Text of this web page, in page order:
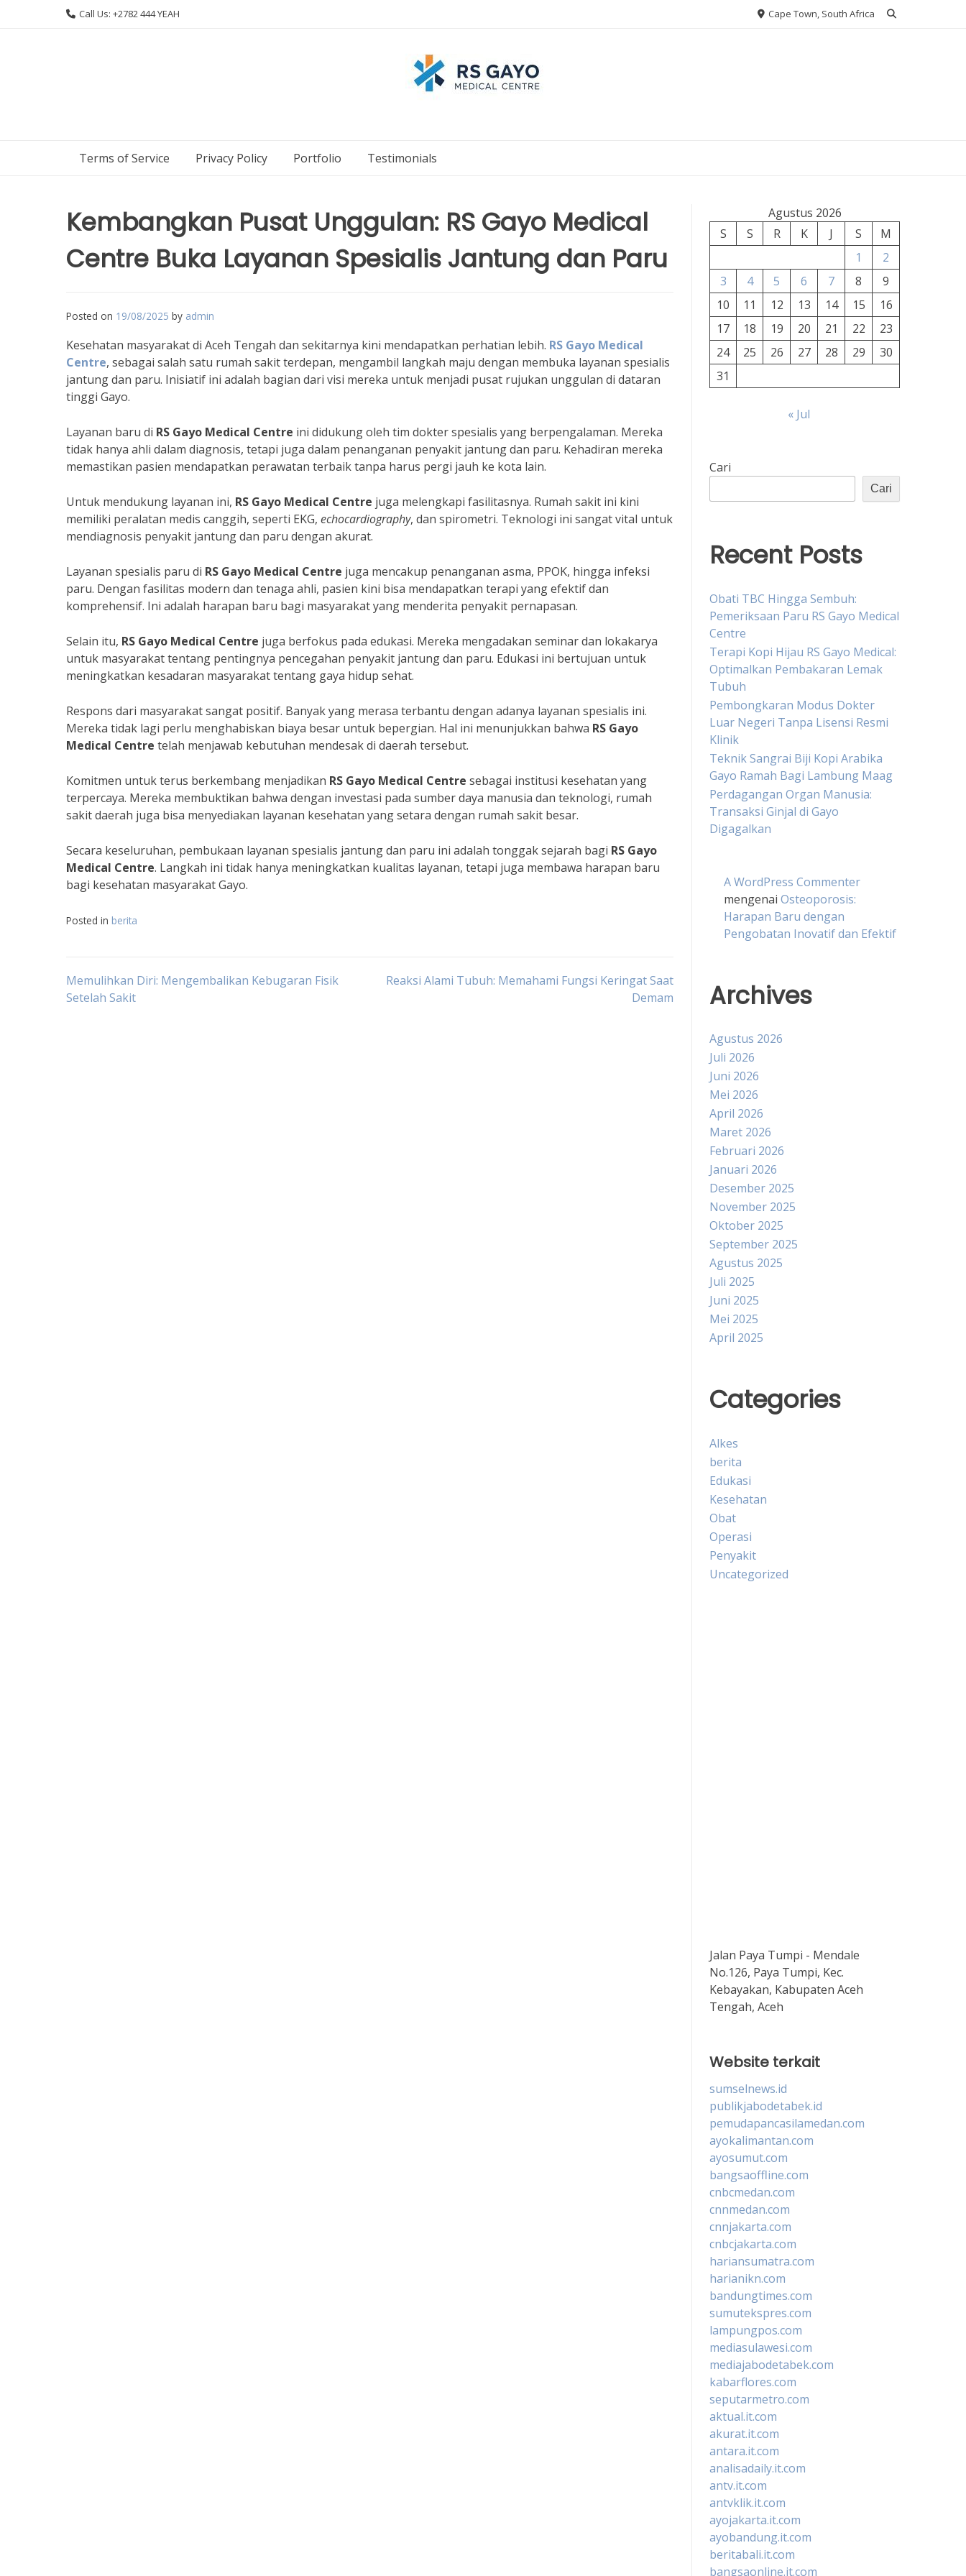
Call Us: +2782 444 YEAH Cape Town, South Africa
Terms of Service Privacy Policy Portfolio Testimonials
Kembangkan Pusat Unggulan: RS Gayo Medical
Centre Buka Layanan Spesialis Jantung dan Paru
Posted on 19/08/2025 by admin
Kesehatan masyarakat di Aceh Tengah dan sekitarnya kini mendapatkan perhatian lebih. RS Gayo Medical
Centre, sebagai salah satu rumah sakit terdepan, mengambil langkah maju dengan membuka layanan spesialis
jantung dan paru. Inisiatif ini adalah bagian dari visi mereka untuk menjadi pusat rujukan unggulan di dataran
tinggi Gayo.
Layanan baru di RS Gayo Medical Centre ini didukung oleh tim dokter spesialis yang berpengalaman. Mereka
tidak hanya ahli dalam diagnosis, tetapi juga dalam penanganan penyakit jantung dan paru. Kehadiran mereka
memastikan pasien mendapatkan perawatan terbaik tanpa harus pergi jauh ke kota lain.
Untuk mendukung layanan ini, RS Gayo Medical Centre juga melengkapi fasilitasnya. Rumah sakit ini kini
memiliki peralatan medis canggih, seperti EKG, echocardiography, dan spirometri. Teknologi ini sangat vital untuk
mendiagnosis penyakit jantung dan paru dengan akurat.
Layanan spesialis paru di RS Gayo Medical Centre juga mencakup penanganan asma, PPOK, hingga infeksi
paru. Dengan fasilitas modern dan tenaga ahli, pasien kini bisa mendapatkan terapi yang efektif dan
komprehensif. Ini adalah harapan baru bagi masyarakat yang menderita penyakit pernapasan.
Selain itu, RS Gayo Medical Centre juga berfokus pada edukasi. Mereka mengadakan seminar dan lokakarya
untuk masyarakat tentang pentingnya pencegahan penyakit jantung dan paru. Edukasi ini bertujuan untuk
meningkatkan kesadaran masyarakat tentang gaya hidup sehat.
Respons dari masyarakat sangat positif. Banyak yang merasa terbantu dengan adanya layanan spesialis ini.
Mereka tidak lagi perlu menghabiskan biaya besar untuk bepergian. Hal ini menunjukkan bahwa RS Gayo
Medical Centre telah menjawab kebutuhan mendesak di daerah tersebut.
Komitmen untuk terus berkembang menjadikan RS Gayo Medical Centre sebagai institusi kesehatan yang
terpercaya. Mereka membuktikan bahwa dengan investasi pada sumber daya manusia dan teknologi, rumah
sakit daerah juga bisa menyediakan layanan kesehatan yang setara dengan rumah sakit besar.
Secara keseluruhan, pembukaan layanan spesialis jantung dan paru ini adalah tonggak sejarah bagi RS Gayo
Medical Centre. Langkah ini tidak hanya meningkatkan kualitas layanan, tetapi juga membawa harapan baru
bagi kesehatan masyarakat Gayo.
Posted in berita
Navigasi
Memulihkan Diri: Mengembalikan Kebugaran Fisik
Setelah Sakit
Reaksi Alami Tubuh: Memahami Fungsi Keringat Saat
Demam
Agustus 2026
S
S R K J S
M
1
2
3
4 5 6 7 8
9
10
11 12 13 14 15
16
17
18 19 20 21 22
23
24
25 26 27 28 29
30
31
« Jul
Cari
Cari
Recent Posts
Obati TBC Hingga Sembuh:
Pemeriksaan Paru RS Gayo Medical
Centre
Terapi Kopi Hijau RS Gayo Medical:
Optimalkan Pembakaran Lemak
Tubuh
Pembongkaran Modus Dokter
Luar Negeri Tanpa Lisensi Resmi
Klinik
Teknik Sangrai Biji Kopi Arabika
Gayo Ramah Bagi Lambung Maag
Perdagangan Organ Manusia:
Transaksi Ginjal di Gayo
Digagalkan
A WordPress Commenter
mengenai Osteoporosis:
Harapan Baru dengan
Pengobatan Inovatif dan Efektif
Archives
Agustus 2026
Juli 2026
Juni 2026
Mei 2026
April 2026
Maret 2026
Februari 2026
Januari 2026
Desember 2025
November 2025
Oktober 2025
September 2025
Agustus 2025
Juli 2025
Juni 2025
Mei 2025
April 2025
Categories
Alkes
berita
Edukasi
Kesehatan
Obat
Operasi
Penyakit
Uncategorized
Jalan Paya Tumpi - Mendale
No.126, Paya Tumpi, Kec.
Kebayakan, Kabupaten Aceh
Tengah, Aceh
Website terkait
sumselnews.id
publikjabodetabek.id
pemudapancasilamedan.com
ayokalimantan.com
ayosumut.com
bangsaoffline.com
cnbcmedan.com
cnnmedan.com
cnnjakarta.com
cnbcjakarta.com
hariansumatra.com
harianikn.com
bandungtimes.com
sumutekspres.com
lampungpos.com
mediasulawesi.com
mediajabodetabek.com
kabarflores.com
seputarmetro.com
aktual.it.com
akurat.it.com
antara.it.com
analisadaily.it.com
antv.it.com
antvklik.it.com
ayojakarta.it.com
ayobandung.it.com
beritabali.it.com
bangsaonline.it.com